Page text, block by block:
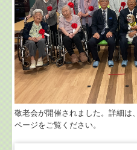
敬老会が開催されました。詳細は
ページをご覧ください。